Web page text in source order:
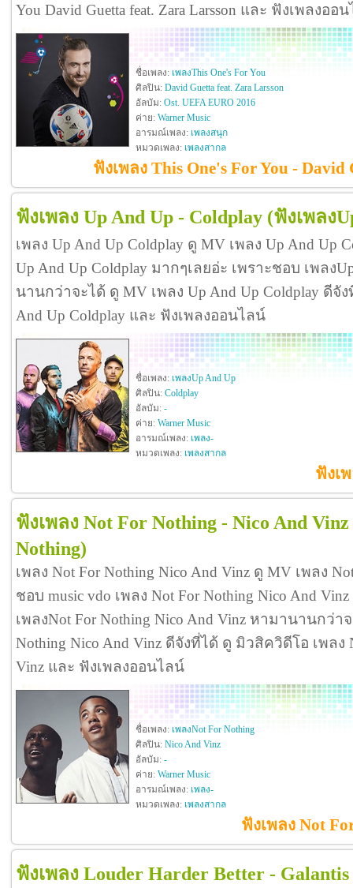
You David Guetta feat. Zara Larsson และ ฟังเพลงออ
ชื่อเพลง: เพลงThis One's For You
ศิลปิน: David Guetta feat. Zara Larsson
อัลบัม: Ost. UEFA EURO 2016
ค่าย: Warner Music
อารมณ์เพลง: เพลงสนุก
หมวดเพลง: เพลงสากล
ฟังเพลง This One's For You -
ฟังเพลง Up And Up - Coldplay (ฟังเพลง
เพลง Up And Up Coldplay ดู MV เพลง Up And Up
Up And Up Coldplay มากๆเลยอ่ะ เพราะชอบ เพลง
นานกว่าจะได้ ดู MV เพลง Up And Up Coldplay ดีจั
And Up Coldplay และ ฟังเพลงออนไลน์
ชื่อเพลง: เพลงUp And Up
ศิลปิน: Coldplay
อัลบัม: -
ค่าย: Warner Music
อารมณ์เพลง: เพลง-
หมวดเพลง: เพลงสากล
ฟังเ
ฟังเพลง Not For Nothing - Nico And Vinz
Nothing)
เพลง Not For Nothing Nico And Vinz ดู MV เพลง
ชอบ music vdo เพลง Not For Nothing Nico And
เพลงNot For Nothing Nico And Vinz หามานานกว่า
Nothing Nico And Vinz ดีจังที่ได้ ดู มิวสิควิดีโอ เพลง
Vinz และ ฟังเพลงออนไลน์
ชื่อเพลง: เพลงNot For Nothing
ศิลปิน: Nico And Vinz
อัลบัม: -
ค่าย: Warner Music
อารมณ์เพลง: เพลง-
หมวดเพลง: เพลงสากล
ฟังเพลง Not
ฟังเพลง Louder Harder Better - Galantis